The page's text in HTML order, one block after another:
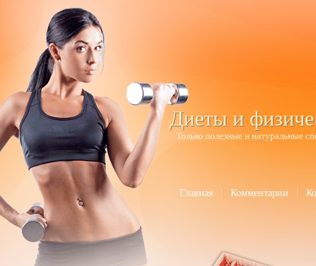
Диеты и
Только полезные и натуральные
Главная Комментарии